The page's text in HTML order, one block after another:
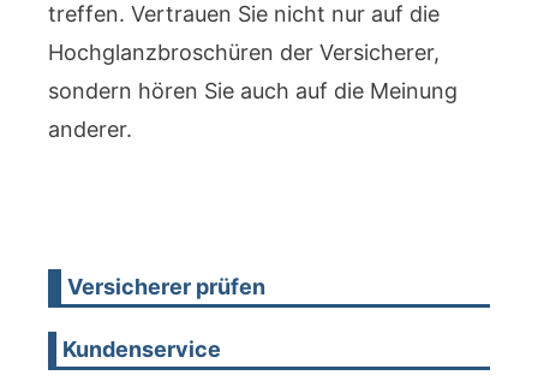
treffen. Vertrauen Sie nicht nur auf die
Hochglanzbroschüren der Versicherer,
sondern hören Sie auch auf die Meinung
anderer.
Versicherer prüfen
Kundenservice